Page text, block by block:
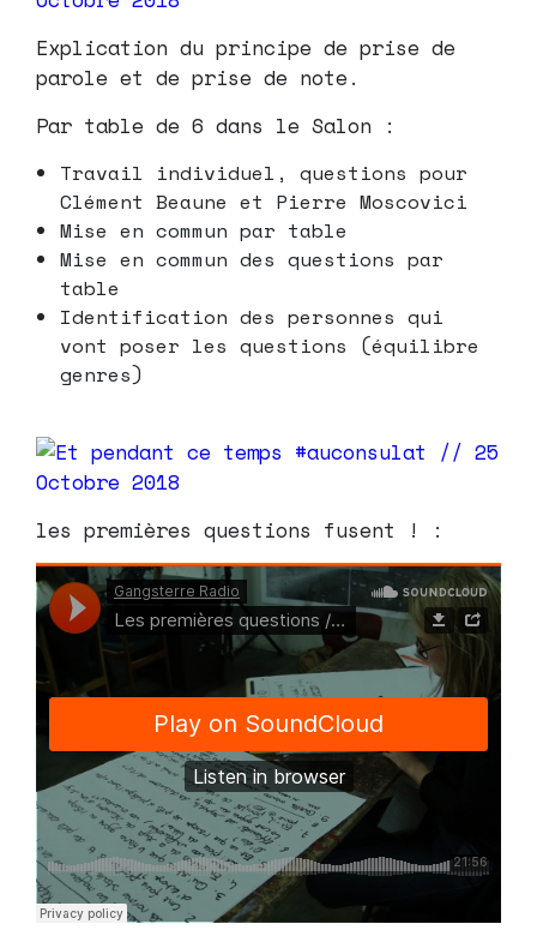
Explication du principe de prise de
parole et de prise de note.
Par table de 6 dans le Salon :
Travail individuel, questions pour
Clément Beaune et Pierre Moscovici
Mise en commun par table
Mise en commun des questions par
table
Identification des personnes qui
vont poser les questions (équilibre
genres)
les premières questions fusent ! :